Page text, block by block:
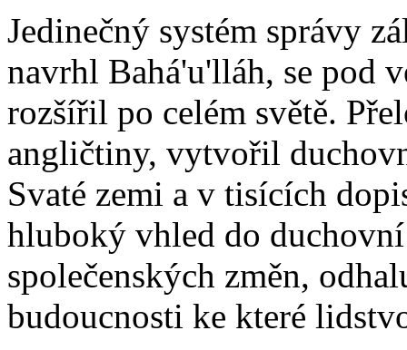
Jedinečný systém správy
navrhl Bahá'u'lláh, se pod
rozšířil po celém světě.
angličtiny, vytvořil
Svaté zemi a v tisících
hluboký vhled do
společenských změn,
budoucnosti ke které